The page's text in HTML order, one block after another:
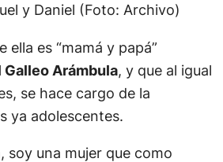
y Daniel (Foto: Archivo)
ella es “mamá y papá”
Arámbula, y que al igual
se hace cargo de la
ya adolescentes.
soy una mujer que como